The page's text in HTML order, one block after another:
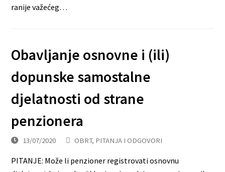
ranije važećeg…
Obavljanje osnovne i (ili)
dopunske samostalne
djelatnosti od strane
penzionera
13/07/2020 OBRT, PITANJA I ODGOVORI
PITANJE: Može li penzioner registrovati osnovnu